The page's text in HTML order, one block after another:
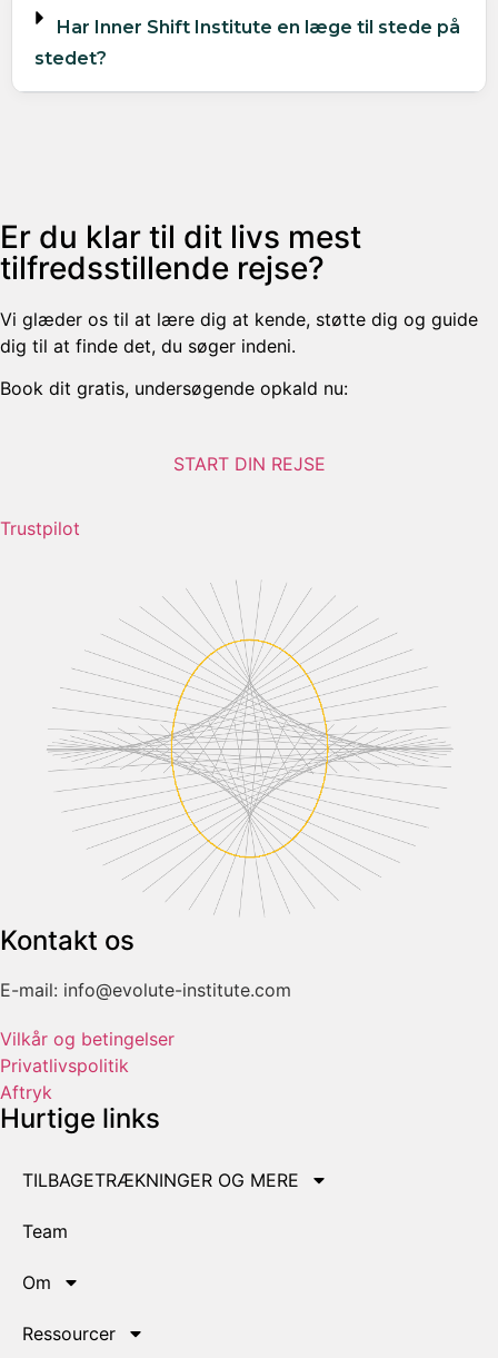
Har Inner Shift Institute en læge til stede på
stedet?
Er du klar til dit livs mest
tilfredsstillende rejse?
Vi glæder os til at lære dig at kende, støtte dig og guide
dig til at finde det, du søger indeni.
Book dit gratis, undersøgende opkald nu:
START DIN REJSE
Trustpilot
Kontakt os
E-mail: info@evolute-institute.com
Vilkår og betingelser
Privatlivspolitik
Aftryk
Hurtige links
TILBAGETRÆKNINGER OG MERE
Team
Om
Ressourcer